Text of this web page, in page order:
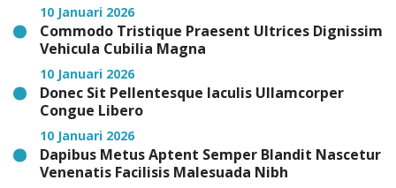
10 Januari 2026
Commodo Tristique Praesent Ultrices Dignissim
Vehicula Cubilia Magna
10 Januari 2026
Donec Sit Pellentesque Iaculis Ullamcorper
Congue Libero
10 Januari 2026
Dapibus Metus Aptent Semper Blandit Nascetur
Venenatis Facilisis Malesuada Nibh